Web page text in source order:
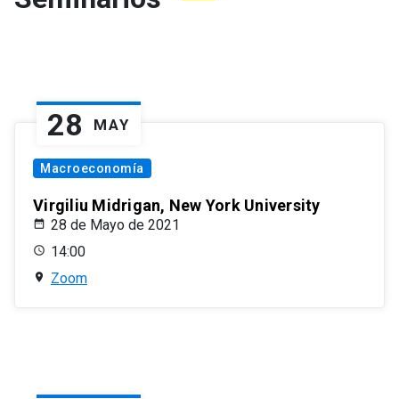
28 MAY
Macroeconomía
Virgiliu Midrigan, New York University
28 de Mayo de 2021
14:00
Zoom